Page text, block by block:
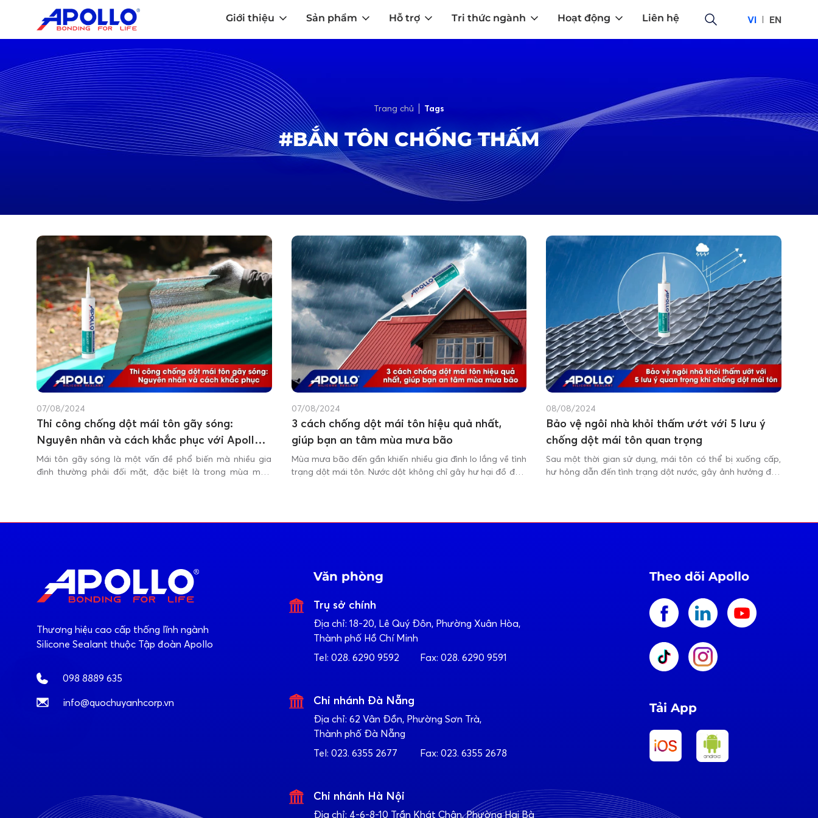
Giới thiệu Sản phẩm Hỗ trợ Tri thức ngành Hoạt động Liên hệ VI EN
Trang chủ Tags
#BẮN TÔN CHỐNG THẤM
07/08/2024
Thi công chống dột mái tôn gãy sóng:
Nguyên nhân và cách khắc phục với Apollo
A500
Mái tôn gãy sóng là một vấn đề phổ biến mà nhiều gia
đình thường phải đối mặt, đặc biệt là trong mùa mưa
cuộc sống và bảo quản tài sản.
07/08/2024
3 cách chống dột mái tôn hiệu quả nhất,
giúp bạn an tâm mùa mưa bão
Mùa mưa bão đến gần khiến nhiều gia đình lo lắng về tình
trạng dột mái tôn. Nước dột không chỉ gây hư hại đồ đạc,
08/08/2024
Bảo vệ ngôi nhà khỏi thấm ướt với 5 lưu ý
chống dột mái tôn quan trọng
Sau một thời gian sử dụng, mái tôn có thể bị xuống cấp,
hư hỏng dẫn đến tình trạng dột nước, gây ảnh hưởng đến
Thương hiệu cao cấp thống lĩnh ngành
Silicone Sealant thuộc Tập đoàn Apollo
098 8889 635
info@quochuyanhcorp.vn
Văn phòng
Trụ sở chính
Địa chỉ: 18-20, Lê Quý Đôn, Phường Xuân Hòa,
Thành phố Hồ Chí Minh
Tel: 028. 6290 9592 Fax: 028. 6290 9591
Chi nhánh Đà Nẵng
Địa chỉ: 62 Vân Đồn, Phường Sơn Trà,
Thành phố Đà Nẵng
Tel: 023. 6355 2677 Fax: 023. 6355 2678
Chi nhánh Hà Nội
Địa chỉ: 4-6-8-10 Trần Khát Chân, Phường Hai Bà
Theo dõi Apollo
Tải App